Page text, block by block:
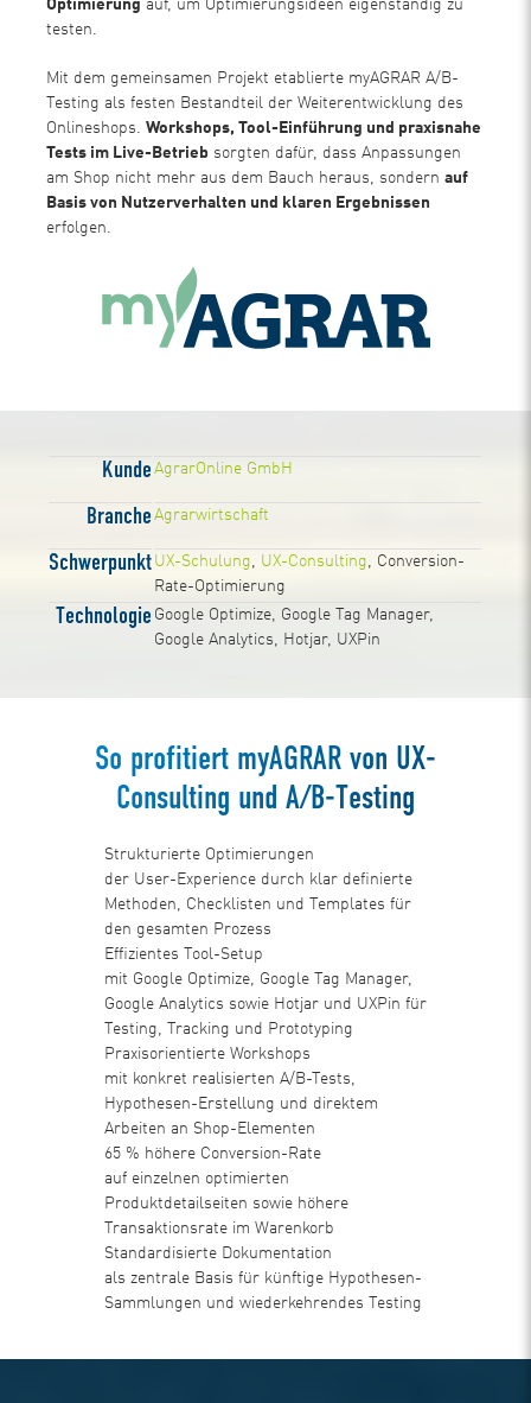
Optimierung auf, um Optimierungsideen eigenständig zu
testen.
Mit dem gemeinsamen Projekt etablierte myAGRAR A/B-
Testing als festen Bestandteil der Weiterentwicklung des
Onlineshops.Workshops, Tool-Einführung und praxisnahe
Tests im Live-Betrieb sorgten dafür, dass Anpassungen
am Shop nicht mehr aus dem Bauch heraus, sondernauf
Basis von Nutzerverhalten und klaren Ergebnissen
erfolgen.
Kunde AgrarOnline GmbH
Branche Agrarwirtschaft
Schwerpunkt UX-Schulung, UX-Consulting, Conversion-
Rate-Optimierung
Technologie Google Optimize, Google Tag Manager,
Google Analytics, Hotjar, UXPin
So profitiert myAGRAR von UX-
Consulting und A/B-Testing
Strukturierte Optimierungen
der User-Experience durch klar definierte
Methoden, Checklisten und Templates für
den gesamten Prozess
Effizientes Tool-Setup
mit Google Optimize, Google Tag Manager,
Google Analytics sowie Hotjar und UXPin für
Testing, Tracking und Prototyping
Praxisorientierte Workshops
mit konkret realisierten A/B-Tests,
Hypothesen-Erstellung und direktem
Arbeiten an Shop-Elementen
65 % höhere Conversion-Rate
auf einzelnen optimierten
Produktdetailseiten sowie höhere
Transaktionsrate im Warenkorb
Standardisierte Dokumentation
als zentrale Basis für künftige Hypothesen-
Sammlungen und wiederkehrendes Testing